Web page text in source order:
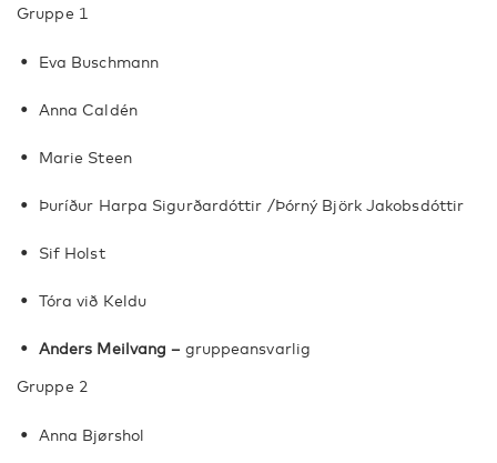
Gruppe 1
Eva Buschmann
Anna Caldén
Marie Steen
Þuríður Harpa Sigurðardóttir /Þórný Björk Jakobsdóttir
Sif Holst
Tóra við Keldu
Anders Meilvang – gruppeansvarlig
Gruppe 2
Anna Bjørshol